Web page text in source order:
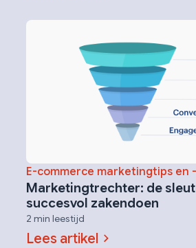
E-commerce marketingtips en
Marketingtrechter: de
succesvol zakendoen
2 min leestijd
Lees artikel